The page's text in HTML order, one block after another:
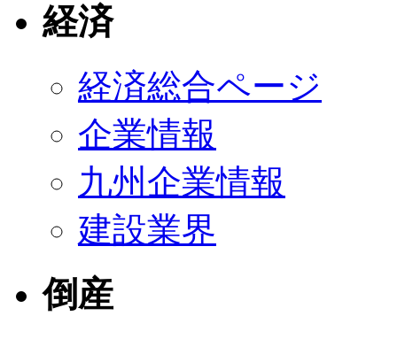
経済
経済総合ページ
企業情報
九州企業情報
建設業界
倒産